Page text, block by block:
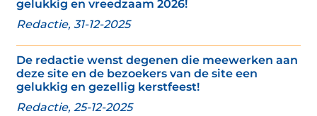
gelukkig en vreedzaam 2026!
Redactie, 31-12-2025
De redactie wenst degenen die meewerken aan
deze site en de bezoekers van de site een
gelukkig en gezellig kerstfeest!
Redactie, 25-12-2025